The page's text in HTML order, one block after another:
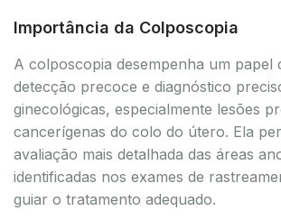
Importância da Colposcopia
A colposcopia desempenha um papel
detecção precoce e diagnóstico
ginecológicas, especialmente lesões
cancerígenas do colo do útero. Ela
avaliação mais detalhada das áreas
identificadas nos exames de
guiar o tratamento adequado.